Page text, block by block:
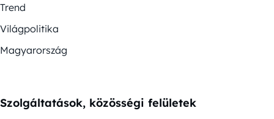
Trend
Világpolitika
Magyarország
Szolgáltatások, közösségi felületek